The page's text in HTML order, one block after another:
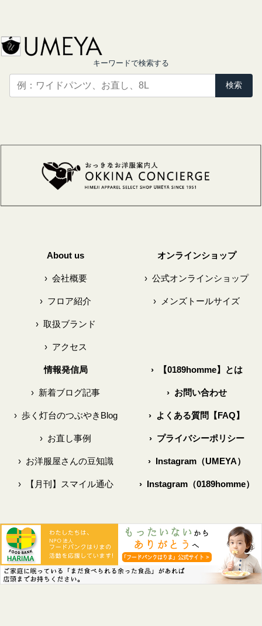
キーワードで検索する
検索
About us
›会社概要
› フロア紹介
›取扱ブランド
›アクセス
オンラインショップ
› 公式オンラインショップ
› メンズトールサイズ
情報発信局
› 新着ブログ記事
›歩く灯台のつぶやきBlog
› お直し事例
›お洋服屋さんの豆知識
›【月刊】スマイル通心
›【0189homme】とは
›お問い合わせ
› よくある質問【FAQ】
›プライバシーポリシー
›Instagram（UMEYA）
›Instagram（0189homme）